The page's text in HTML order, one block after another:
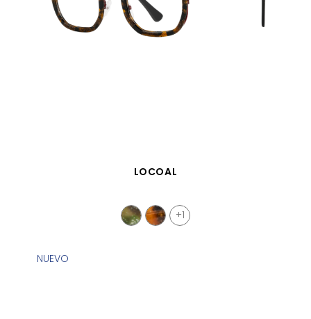
VISTA RÁPIDA
LOCOAL
+1
NUEVO